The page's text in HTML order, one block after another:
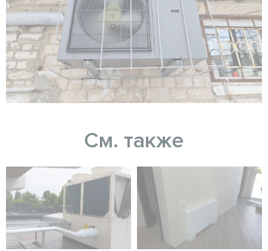
См. также